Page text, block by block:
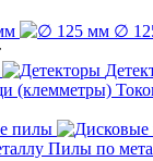
∅
пилы
Пилы по